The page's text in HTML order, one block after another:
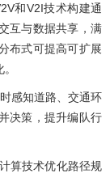
和V2I技术构建通
互与数据共享，满
布式可提高可扩展
感知道路、交通环
决策，提升编队行
算技术优化路径规